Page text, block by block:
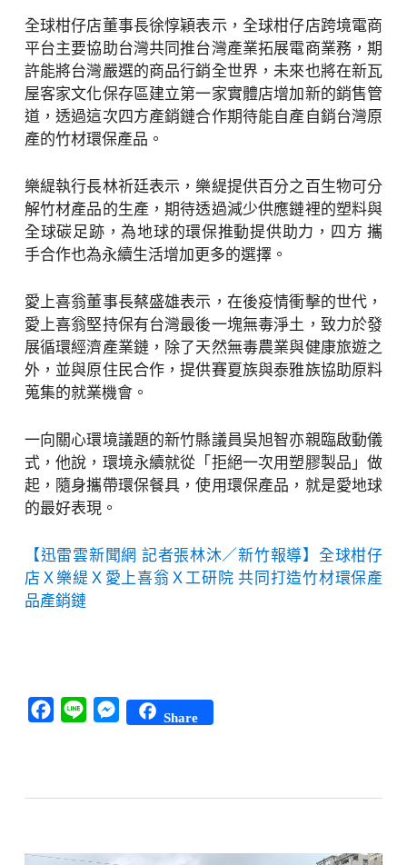
全球柑仔店董事長徐惇穎表示，全球柑仔店跨境電商
平台主要協助台灣共同推台灣產業拓展電商業務，期
許能將台灣嚴選的商品⾏銷全世界，未來也將在新瓦
屋客家文化保存區建立第一家實體店增加新的銷售管
道，透過這次四方產銷鏈合作期待能自產自銷台灣原
產的竹材環保產品。
樂緹執行長林祈廷表⽰，樂緹提供百分之百生物可分
解竹材產品的生產，期待透過減少供應鏈裡的塑料與
全球碳足跡，為地球的環保推動提供助力，四方 攜
手合作也為永續生活增加更多的選擇。
愛上喜翁董事長蔡盛雄表⽰，在後疫情衝擊的世代，
愛上喜翁堅持保有台灣最後一塊無毒淨土，致力於發
展循環經濟產業鏈，除了天然無毒農業與健康旅遊之
外，並與原住民合作，提供賽夏族與泰雅族協助原料
蒐集的就業機會。
一向關心環境議題的新竹縣議員吳旭智亦親臨啟動儀
式，他說，環境永續就從「拒絕一次用塑膠製品」做
起，隨身攜帶環保餐具，使用環保產品，就是愛地球
的最好表現。
【迅雷雲新聞網 記者張林沐／新竹報導】全球柑仔
店Ｘ樂緹Ｘ愛上喜翁Ｘ工研院 共同打造竹材環保產
品產銷鏈
Facebook
Line Messenger
Share